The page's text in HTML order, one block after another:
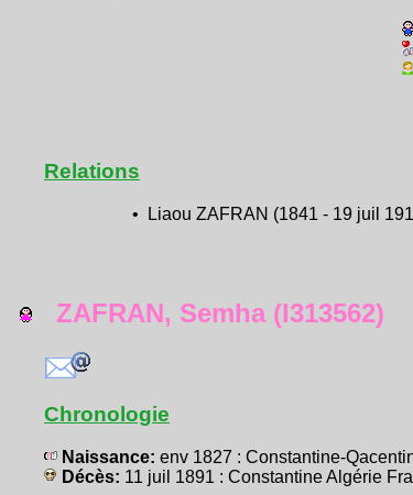
Relations
• Liaou ZAFRAN (1841 - 19 juil
ZAFRAN, Semha (I313562)
Chronologie
Naissance: env 1827 : Constantine-
Décès: 11 juil 1891 : Constantine Algérie